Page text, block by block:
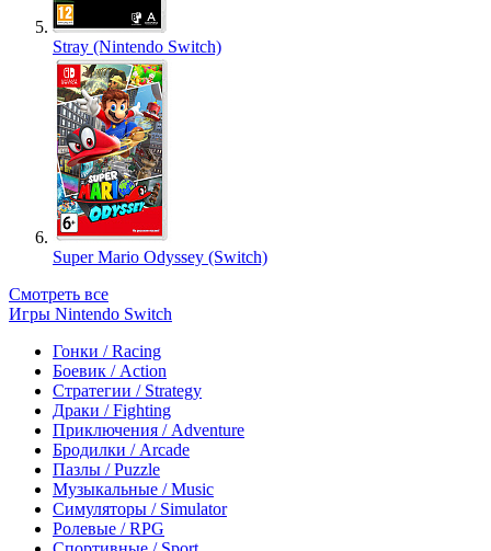
Stray (Nintendo Switch)
Super Mario Odyssey (Switch)
Смотреть все
Игры Nintendo Switch
Гонки / Racing
Боевик / Action
Стратегии / Strategy
Драки / Fighting
Приключения / Adventure
Бродилки / Arcade
Пазлы / Puzzle
Музыкальные / Music
Симуляторы / Simulator
Ролевые / RPG